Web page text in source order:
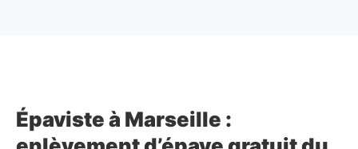
Épaviste à Marseille :